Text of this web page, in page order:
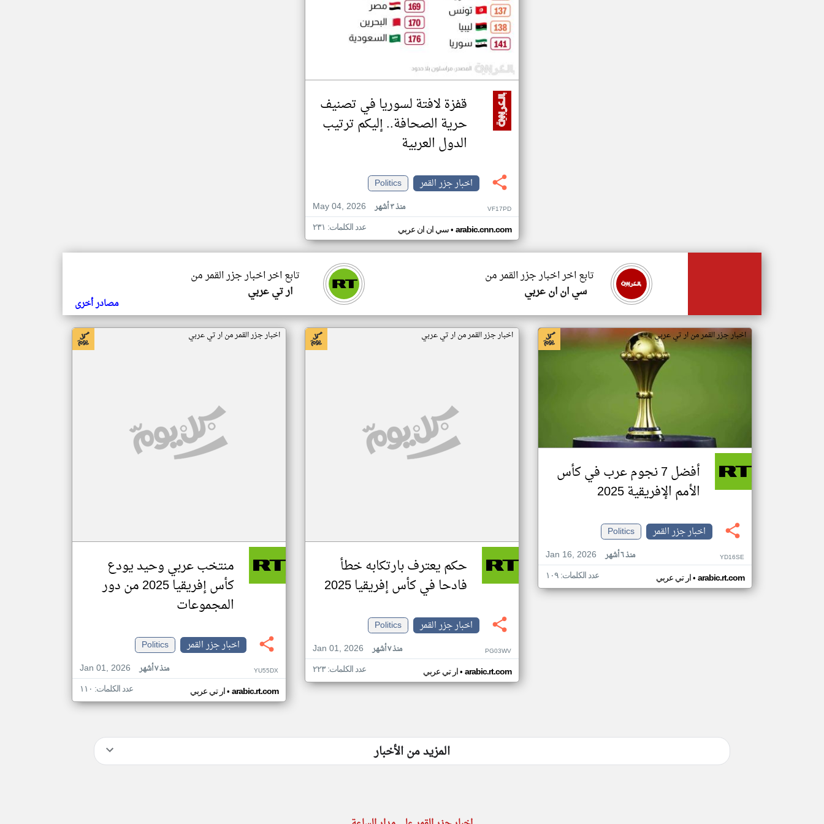
قفزة لافتة لسوريا في تصنيف
حرية الصحافة.. إليكم ترتيب
الدول العربية
اخبار جزر القمر
Politics
May 04, 2026
منذ ٣ أشهر VF17PD
سي ان ان عربي• arabic.cnn.com عدد الكلمات: ٢٣١
تابع اخر اخبار جزر القمر من
ار تي عربي
تابع اخر اخبار جزر القمر من
سي ان ان عربي
مصادر أخرى
اخبار جزر القمر من ار تي عربي
أفضل 7 نجوم عرب في كأس
الأمم الإفريقية 2025
اخبار جزر القمر
Politics
Jan 16, 2026
منذ ٦ أشهر YD16SE
ار تي عربي• arabic.rt.com عدد الكلمات: ١٠٩
اخبار جزر القمر من ار تي عربي
حكم يعترف بارتكابه خطأ
فادحا في كأس إفريقيا 2025
اخبار جزر القمر
Politics
Jan 01, 2026
منذ ٧ أشهر PG03WV
ار تي عربي• arabic.rt.com عدد الكلمات: ٢٢٣
اخبار جزر القمر من ار تي عربي
منتخب عربي وحيد يودع
كأس إفريقيا 2025 من دور
المجموعات
اخبار جزر القمر
Politics
Jan 01, 2026
منذ ٧ أشهر YU55DX
ار تي عربي• arabic.rt.com عدد الكلمات: ١١٠
المزيد من الأخبار